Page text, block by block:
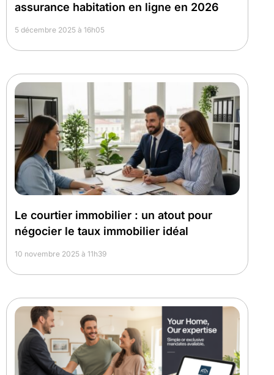
assurance habitation en ligne en 2026
5 décembre 2025 à 16h05
Le courtier immobilier : un atout pour
négocier le taux immobilier idéal
10 novembre 2025 à 11h39